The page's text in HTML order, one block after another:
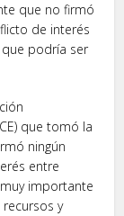
que no firmó
de interés
podría ser
que tomó la
ningún
entre
importante
y